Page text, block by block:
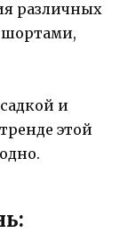
различных
шортами,
и
этой